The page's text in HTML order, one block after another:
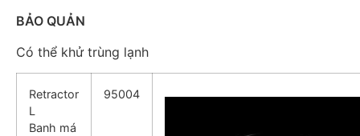
BẢO QUẢN
Có thể khử trùng lạnh
Retractor
L
Banh má
95004